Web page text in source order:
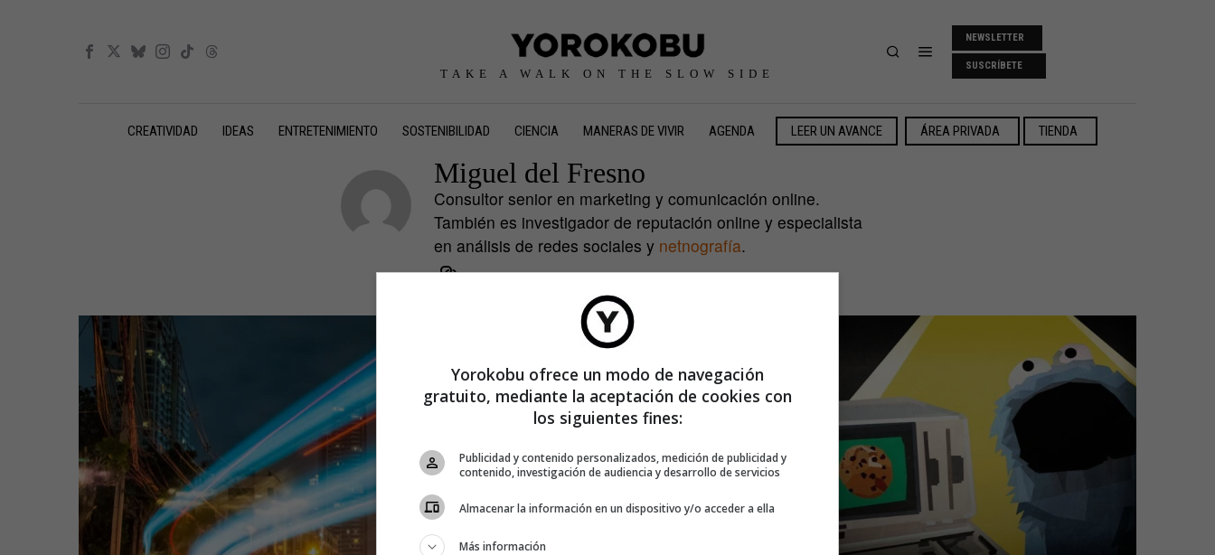
TAKE A WALK ON THE SLOW SIDE
NEWSLETTER
SUSCRÍBETE
CREATIVIDAD IDEAS ENTRETENIMIENTO SOSTENIBILIDAD CIENCIA MANERAS DE VIVIR AGENDA LEER UN AVANCE ÁREA PRIVADA TIENDA
Miguel del Fresno
Consultor senior en marketing y comunicación online.
También es investigador de reputación online y especialista
en análisis de redes sociales y netnografía.
Yorokobu ofrece un modo de navegación
gratuito, mediante la aceptación de cookies con
los siguientes fines:
Publicidad y contenido personalizados, medición de publicidad y
contenido, investigación de audiencia y desarrollo de servicios
Almacenar la información en un dispositivo y/o acceder a ella
Más información